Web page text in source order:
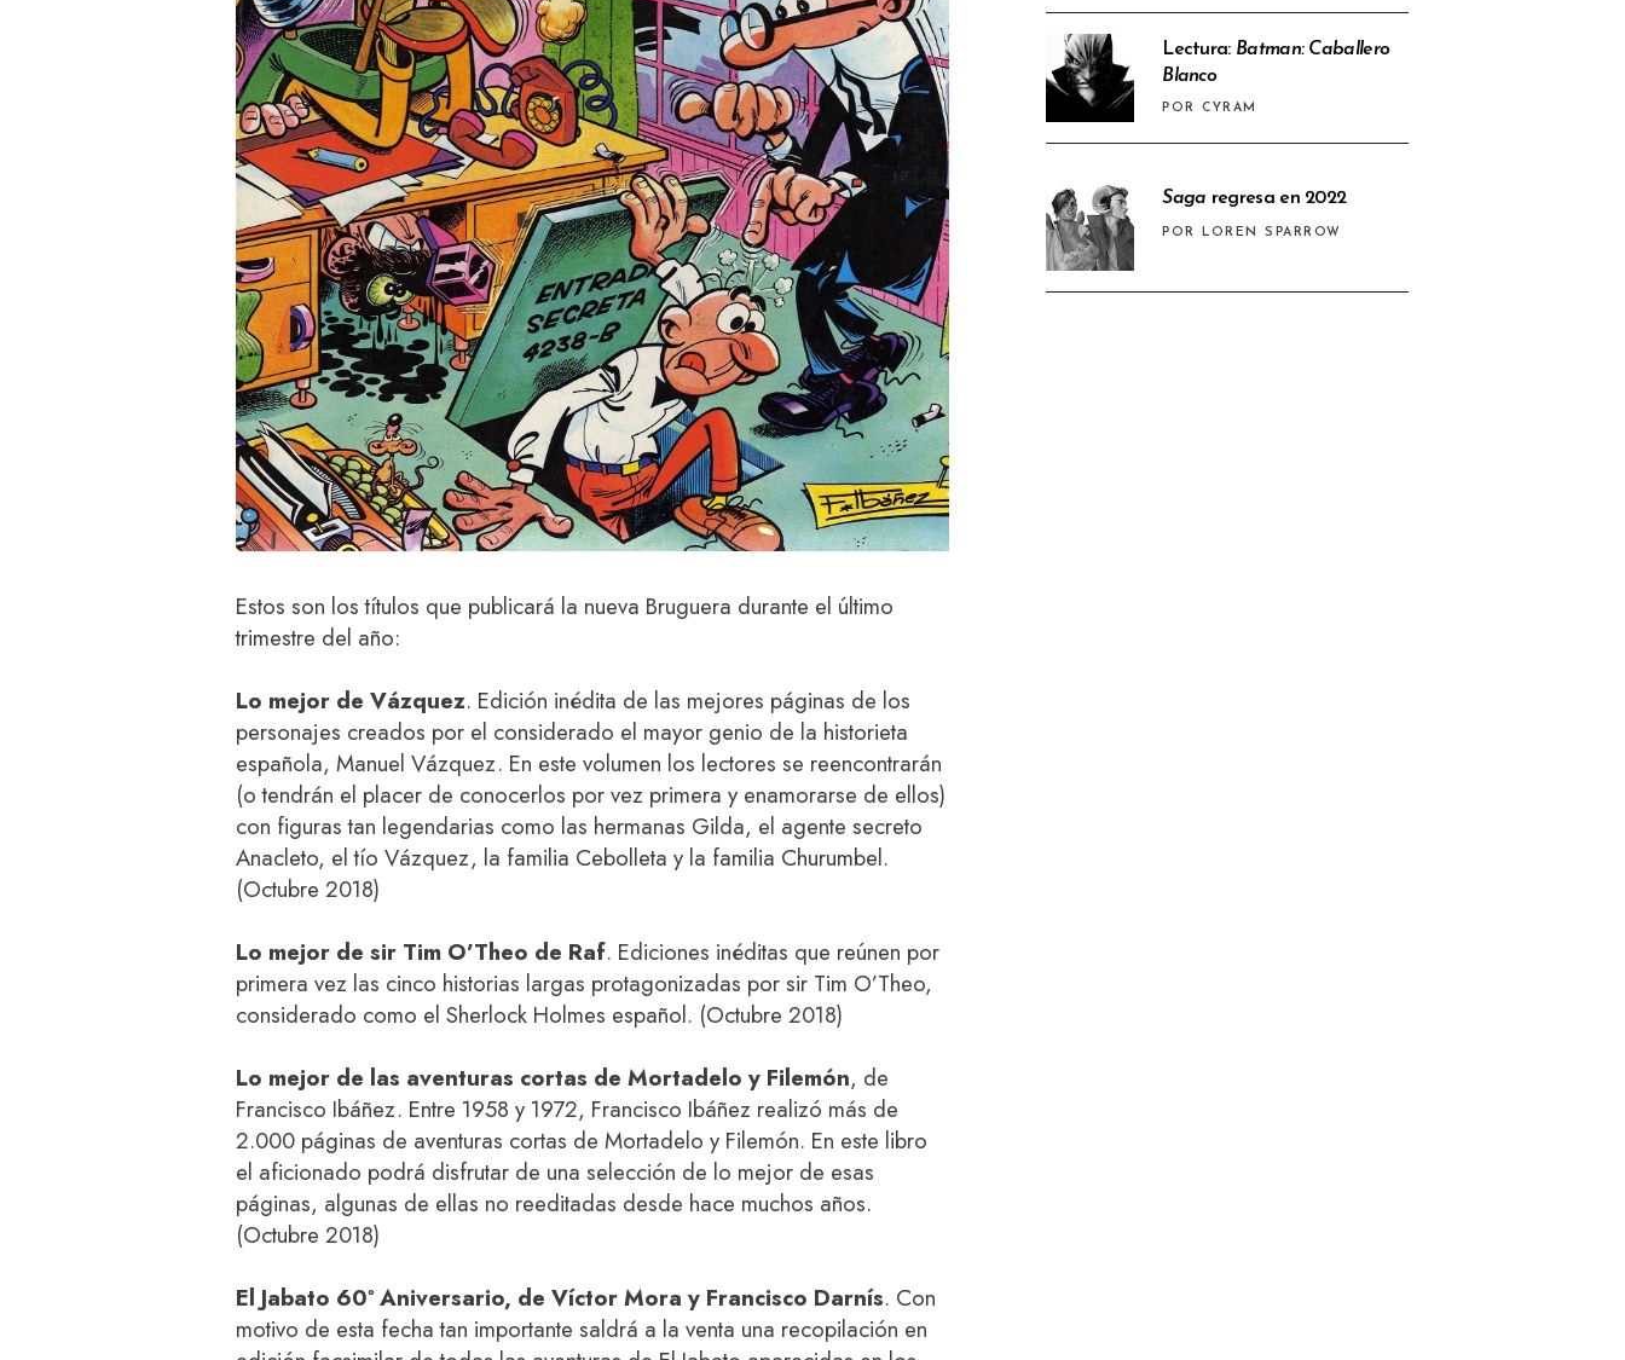
Lectura: Batman: Caballero
Blanco
POR CYRAM
Saga regresa en 2022
POR LOREN SPARROW
Estos son los títulos que publicará la nueva Bruguera durante el último
trimestre del año:
Lo mejor de Vázquez. Edición inédita de las mejores páginas de los
personajes creados por el considerado el mayor genio de la historieta
española, Manuel Vázquez. En este volumen los lectores se reencontrarán
(o tendrán el placer de conocerlos por vez primera y enamorarse de ellos)
con figuras tan legendarias como las hermanas Gilda, el agente secreto
Anacleto, el tío Vázquez, la familia Cebolleta y la familia Churumbel.
(Octubre 2018)
Lo mejor de sir Tim O’Theo de Raf. Ediciones inéditas que reúnen por
primera vez las cinco historias largas protagonizadas por sir Tim O’Theo,
considerado como el Sherlock Holmes español. (Octubre 2018)
Lo mejor de las aventuras cortas de Mortadelo y Filemón, de
Francisco Ibáñez. Entre 1958 y 1972, Francisco Ibáñez realizó más de
2.000 páginas de aventuras cortas de Mortadelo y Filemón. En este libro
el aficionado podrá disfrutar de una selección de lo mejor de esas
páginas, algunas de ellas no reeditadas desde hace muchos años.
(Octubre 2018)
El Jabato 60º Aniversario, de Víctor Mora y Francisco Darnís. Con
motivo de esta fecha tan importante saldrá a la venta una recopilación en